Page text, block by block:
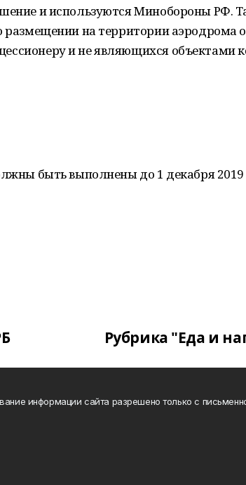
и используются Минобороны РФ.
размещении на территории аэродрома
и не являющихся объектами
быть выполнены до 1 декабря 2019
Рубрика "Еда и
информации сайта разрешено только с